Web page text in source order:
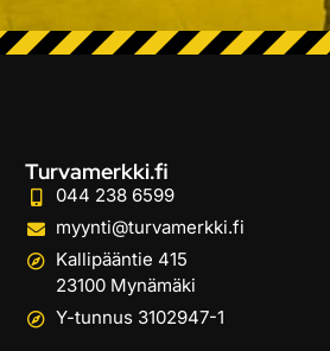
Turvamerkki.fi
044 238 6599
myynti@turvamerkki.fi
Kallipääntie 415
23100 Mynämäki
Y-tunnus 3102947-1